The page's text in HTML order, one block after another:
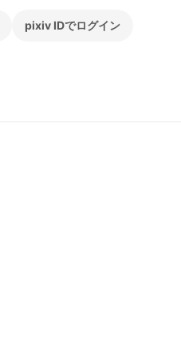
pixiv IDでログイン